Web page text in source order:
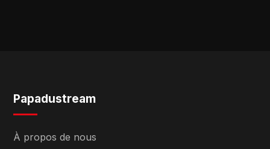
Papadustream
À propos de nous